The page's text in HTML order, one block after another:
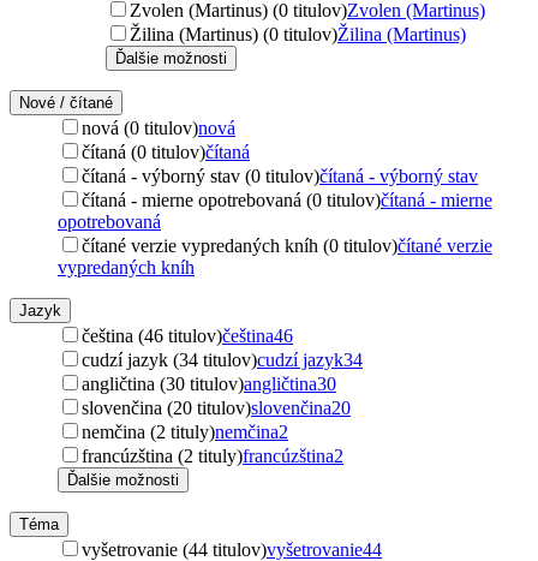
Zvolen (Martinus) (0 titulov)Zvolen (Martinus)
Žilina (Martinus) (0 titulov)Žilina (Martinus)
Ďalšie možnosti
Nové / čítané
nová (0 titulov)nová
čítaná (0 titulov)čítaná
čítaná - výborný stav (0 titulov)čítaná - výborný stav
čítaná - mierne opotrebovaná (0 titulov)čítaná - mierne
opotrebovaná
čítané verzie vypredaných kníh (0 titulov)čítané verzie
vypredaných kníh
Jazyk
čeština (46 titulov)čeština46
cudzí jazyk (34 titulov)cudzí jazyk34
angličtina (30 titulov)angličtina30
slovenčina (20 titulov)slovenčina20
nemčina (2 tituly)nemčina2
francúzština (2 tituly)francúzština2
Ďalšie možnosti
Téma
vyšetrovanie (44 titulov)vyšetrovanie44